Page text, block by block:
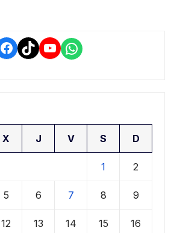
Facebook
TikTokYouTube
WhatsApp
X J V S D
1 2
5 6 7 8 9
12 13 14 15 16